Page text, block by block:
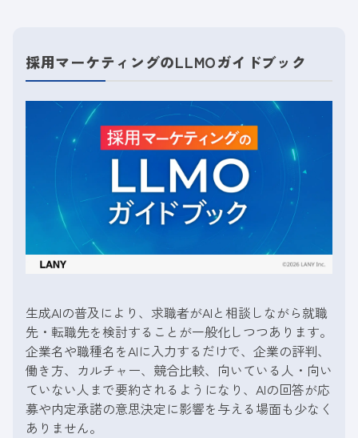
採用マーケティングのLLMOガイドブック
生成AIの普及により、求職者がAIと相談しながら就職
先・転職先を検討することが一般化しつつあります。
企業名や職種名をAIに入力するだけで、企業の評判、
働き方、カルチャー、競合比較、向いている人・向い
ていない人まで要約されるようになり、AIの回答が応
募や内定承諾の意思決定に影響を与える場面も少なく
ありません。